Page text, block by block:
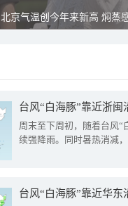
北京气温创今年来新高 焖蒸
台风“白海豚”靠近浙
周末至下周初，随着台风“
续强降雨。同时暑热消减
台风“白海豚”靠近华